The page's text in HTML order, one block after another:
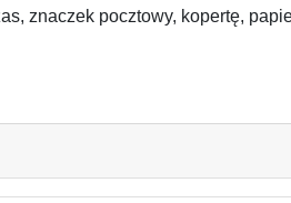
znaczek pocztowy, kopertę,